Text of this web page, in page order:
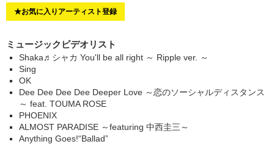
★お気に入りアーティスト登録
ミュージックビデオリスト
Shaka♬シャカ You'll be all right ～ Ripple ver. ～
Sing
OK
Dee Dee Dee Dee Deeper Love ～恋のソーシャルディスタンス
～ feat. TOUMA ROSE
PHOENIX
ALMOST PARADISE ～featuring 中西圭三～
Anything Goes!“Ballad”